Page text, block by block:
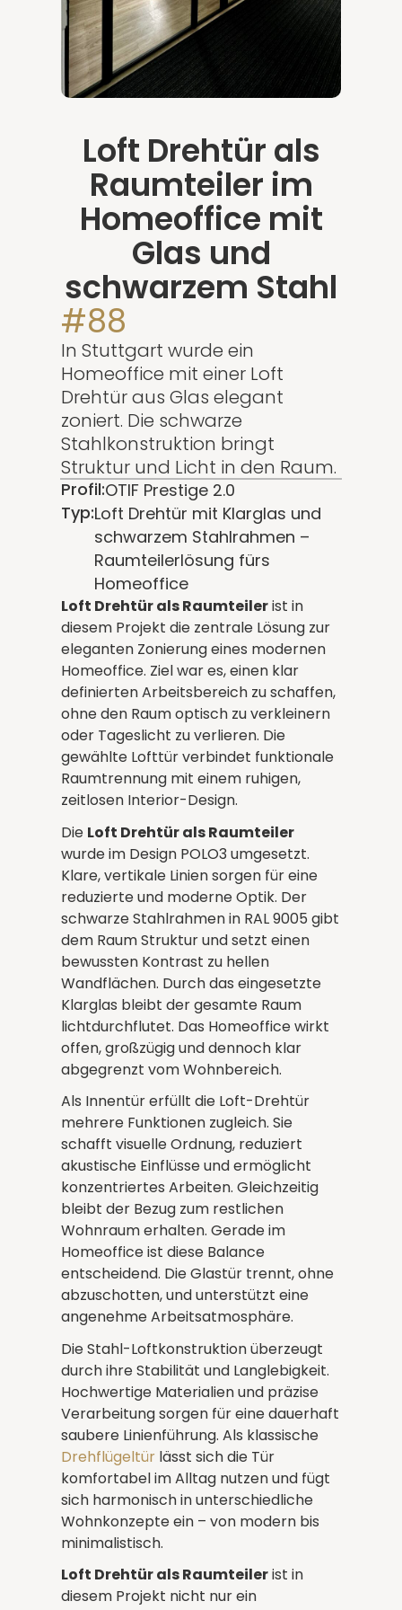
Loft Drehtür als
Raumteiler im
Homeoffice mit
Glas und
schwarzem Stahl
#88
In Stuttgart wurde ein
Homeoffice mit einer Loft
Drehtür aus Glas elegant
zoniert. Die schwarze
Stahlkonstruktion bringt
Struktur und Licht in den Raum.
Profil:OTIF Prestige 2.0
Typ:Loft Drehtür mit Klarglas und
schwarzem Stahlrahmen –
Raumteilerlösung fürs
Homeoffice
Loft Drehtür als Raumteilerist in
diesem Projekt die zentrale Lösung zur
eleganten Zonierung eines modernen
Homeoffice. Ziel war es, einen klar
definierten Arbeitsbereich zu schaffen,
ohne den Raum optisch zu verkleinern
oder Tageslicht zu verlieren. Die
gewählte Lofttür verbindet funktionale
Raumtrennung mit einem ruhigen,
zeitlosen Interior-Design.
Die Loft Drehtür als Raumteiler
wurde im Design POLO3 umgesetzt.
Klare, vertikale Linien sorgen für eine
reduzierte und moderne Optik. Der
schwarze Stahlrahmen in RAL 9005 gibt
dem Raum Struktur und setzt einen
bewussten Kontrast zu hellen
Wandflächen. Durch das eingesetzte
Klarglas bleibt der gesamte Raum
lichtdurchflutet. Das Homeoffice wirkt
offen, großzügig und dennoch klar
abgegrenzt vom Wohnbereich.
Als Innentür erfüllt die Loft-Drehtür
mehrere Funktionen zugleich. Sie
schafft visuelle Ordnung, reduziert
akustische Einflüsse und ermöglicht
konzentriertes Arbeiten. Gleichzeitig
bleibt der Bezug zum restlichen
Wohnraum erhalten. Gerade im
Homeoffice ist diese Balance
entscheidend. Die Glastür trennt, ohne
abzuschotten, und unterstützt eine
angenehme Arbeitsatmosphäre.
Die Stahl-Loftkonstruktion überzeugt
durch ihre Stabilität und Langlebigkeit.
Hochwertige Materialien und präzise
Verarbeitung sorgen für eine dauerhaft
saubere Linienführung. Als klassische
Drehflügeltür lässt sich die Tür
komfortabel im Alltag nutzen und fügt
sich harmonisch in unterschiedliche
Wohnkonzepte ein – von modern bis
minimalistisch.
Loft Drehtür als Raumteilerist in
diesem Projekt nicht nur ein